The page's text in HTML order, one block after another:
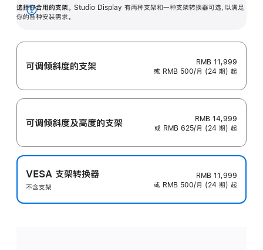
选择你合用的支架。 Studio Display 有两种支架和一种支架转换器可选，以满足
你的各种安装需求。
展
可调倾斜度的支架
RMB 11,999
或 RMB 500/月 (24 期) 起
可调倾斜度及高‍度的支‍架
RMB 14,999
或 RMB 625/月 (24 期) 起
VESA 支架转换器
不含支架
RMB 11,999
或 RMB 500/月 (24 期) 起